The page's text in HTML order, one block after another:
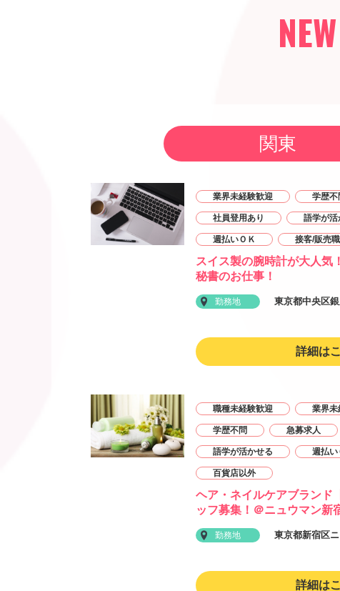
関東
業界未経験歓迎 学歴不
社員登用あり 語学が活
週払いＯＫ 接客/販売
スイス製の腕時計が大人気
秘書のお仕事！
勤務地 東京都中央区
詳細は
職種未経験歓迎 業界未
学歴不問 急募求人
語学が活かせる 週払い
百貨店以外
ヘア・ネイルケアブランド
ッフ募集！＠ニュウマン新
勤務地 東京都新宿区
詳細は